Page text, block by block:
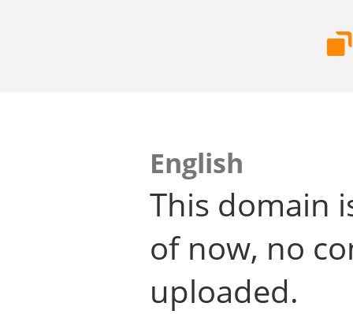
English
This domain
of now, no
uploaded.